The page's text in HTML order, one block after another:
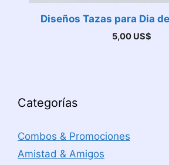
Diseños Tazas para Dia
5,00 US$
Categorías
Combos & Promociones
Amistad & Amigos